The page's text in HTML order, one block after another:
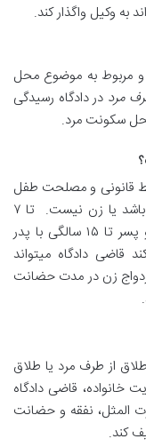
وکیل واگذار کند.
و مربوط به موضوع محل
مرد در دادگاه رسیدگی
سکونت مرد.
قانونی و مصلحت طفل
باشد یا زن نیست. تا ۷
سالگی با مادر و بعد از آن دختر تا ۹ سالگی و پسر تا ۱۵ سالگی با پدر
قاضی دادگاه میتواند
زن در مدت حضانت
از طرف مرد یا طلاق
۲۹ قانون حمایت خانواده، قاضی دادگاه
المثل، نفقه و حضانت
کند.